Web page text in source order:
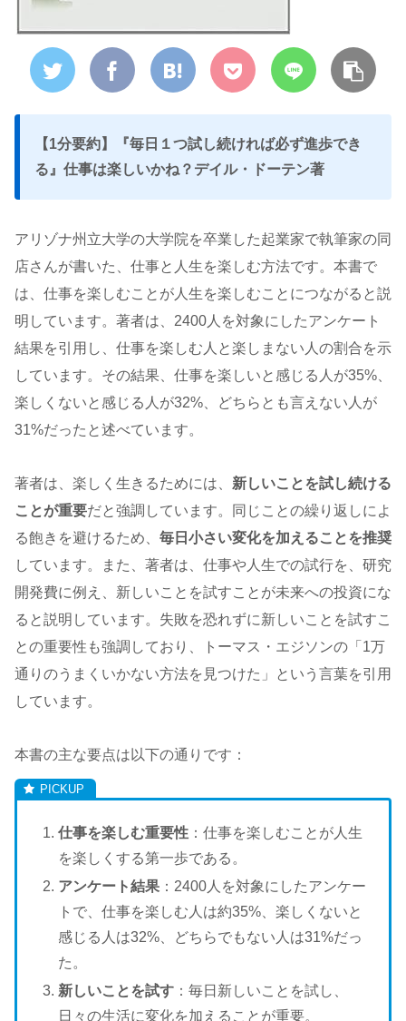
【1分要約】『毎日１つ試し続ければ必ず進歩でき
る 』仕事は楽しいかね？デイル・ドーテン著
アリゾナ州立大学の大学院を卒業した起業家で執筆家の同
店さんが書いた、仕事と人生を楽しむ方法です。本書で
は、仕事を楽しむことが人生を楽しむことにつながると説
明しています。著者は、2400人を対象にしたアンケート
結果を引用し、仕事を楽しむ人と楽しまない人の割合を示
しています。その結果、仕事を楽しいと感じる人が35%、
楽しくないと感じる人が32%、どちらとも言えない人が
31%だったと述べています。
著者は、楽しく生きるためには、 新しいことを試し続ける
ことが重要だと強調しています。同じことの繰り返しによ
る飽きを避けるため、 毎日小さい変化を加えることを推奨
しています。また、著者は、仕事や人生での試行を、研究
開発費に例え、新しいことを試すことが未来への投資にな
ると説明しています。失敗を恐れずに新しいことを試すこ
との重要性も強調しており、トーマス・エジソンの「1万
通りのうまくいかない方法を見つけた」という言葉を引用
しています。
本書の主な要点は以下の通りです：
仕事を楽しむ重要性 ：仕事を楽しむことが人生
を楽しくする第一歩である。
アンケート結果 ：2400人を対象にしたアンケー
トで、仕事を楽しむ人は約35%、楽しくないと
感じる人は32%、どちらでもない人は31%だっ
た。
新しいことを試す ：毎日新しいことを試し、
日々の生活に変化を加えることが重要。